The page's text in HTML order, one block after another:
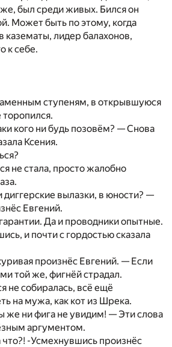
был среди живых. Бился он
Может быть по этому, когда
казематы, лидер балахонов,
к себе.
ступеням, в открывшуюся
торопился.
кого ни будь позовём? — Снова
Ксения.
не стала, просто жалобно
вылазки, в юности? —
Евгений.
Да и проводники опытные.
и почти с гордостью сказала
произнёс Евгений. — Если
той же, фигнёй страдал.
не собиралась, всё ещё
на мужа, как кот из Шрека.
же ни фига не увидим! — Эти слова
аргументом.
-Усмехнувшись произнёс